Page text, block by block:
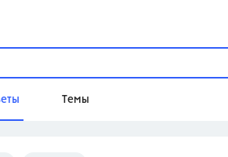
Темы